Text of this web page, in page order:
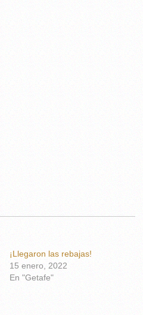
¡Llegaron las rebajas!
15 enero, 2022
En "Getafe"